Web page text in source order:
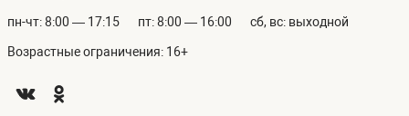
пн-чт: 8:00 — 17:15 пт: 8:00 — 16:00 сб, вс: выходной
Возрастные ограничения: 16+